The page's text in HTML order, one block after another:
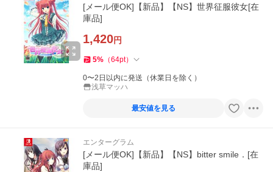
[メール便OK]【新品】【NS】世界征服彼女[在
庫品]
1,420円
5% （64pt）
0〜2日以内に発送（休業日を除く）
浅草マッハ
最安値を見る
エンターグラム
[メール便OK]【新品】【NS】bitter smile．[在
庫品]